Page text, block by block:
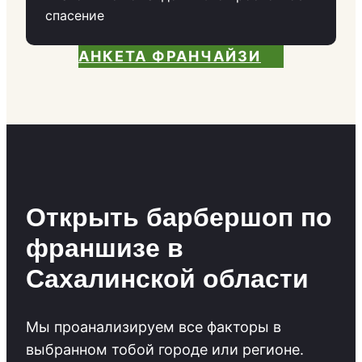
спасение
АНКЕТА ФРАНЧАЙЗИ
Открыть барбершоп по
франшизе в
Сахалинской области
Мы проанализируем все факторы в
выбранном тобой городе или регионе.